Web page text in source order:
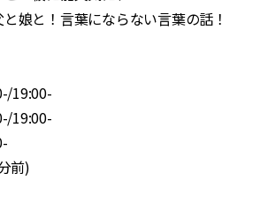
娘と！言葉にならない言葉の話！
19:00-
19:00-
前)